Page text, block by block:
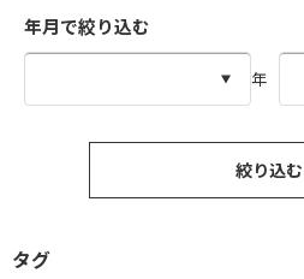
年月で絞り込む
年
絞り込む
タグ